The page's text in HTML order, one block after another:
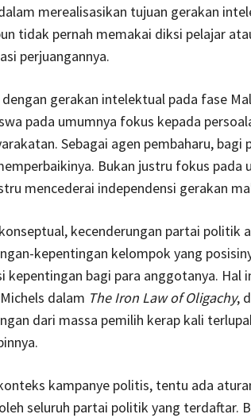
merealisasikan tujuan gerakan
tidak pernah memakai diksi pelajar
perjuangannya.
dengan gerakan intelektual pada fase
pada umumnya fokus kepada
Sebagai agen pembaharu,
Bukan justru fokus pada
mencederai independensi gerakan
kecenderungan partai politik
kepentingan kelompok yang
kepentingan bagi para anggotanya. Hal
dalam The Iron Law of Oligachy,
dari massa pemilih kerap kali
kampanye politis, tentu ada
seluruh partai politik yang terdaftar.